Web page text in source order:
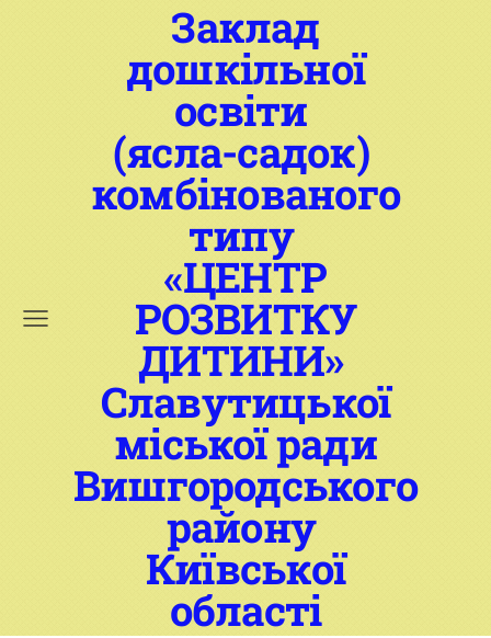
Заклад
дошкільної
освіти
(ясла-садок)
комбінованого
типу
«ЦЕНТР
РОЗВИТКУ
ДИТИНИ»
Славутицької
міської ради
Вишгородського
району
Київської
області